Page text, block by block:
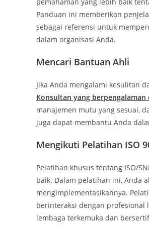
pemahaman yang lebih baik
Panduan ini memberikan
sebagai referensi untuk
dalam organisasi Anda.
Mencari Bantuan Ahli
Jika Anda mengalami kesulitan
Konsultan yang berpengalaman
manajemen mutu yang sesuai,
juga dapat membantu Anda
Mengikuti Pelatihan ISO
Pelatihan khusus tentang ISO/
baik. Dalam pelatihan ini, Anda
mengimplementasikannya.
berinteraksi dengan profesional
lembaga terkemuka dan